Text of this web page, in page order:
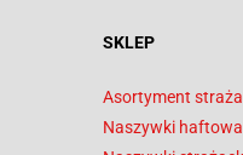
SKLEP
Asortyment
Naszywki